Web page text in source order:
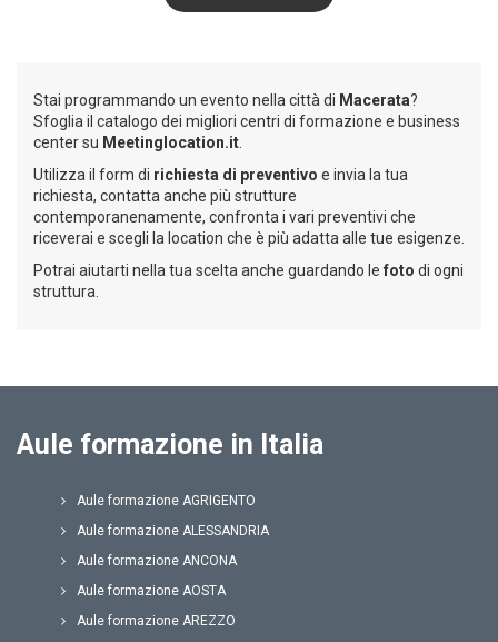
Stai programmando un evento nella città di Macerata?
Sfoglia il catalogo dei migliori centri di formazione e business
center su Meetinglocation.it
Utilizza il form di richiesta di preventivo e invia la tua
richiesta, contatta anche più strutture
contemporanenamente, confronta i vari preventivi che
riceverai e scegli la location che è più adatta alle tue esigenze.
Potrai aiutarti nella tua scelta anche guardando le foto di ogni
struttura.
Aule formazione in Italia
Aule formazione AGRIGENTO
Aule formazione ALESSANDRIA
Aule formazione ANCONA
Aule formazione AOSTA
Aule formazione AREZZO